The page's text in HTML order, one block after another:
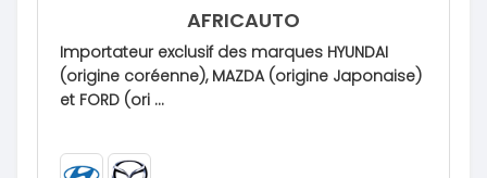
AFRICAUTO
Importateur exclusif des marques HYUNDAI
(origine coréenne), MAZDA (origine Japonaise)
et FORD (ori ...